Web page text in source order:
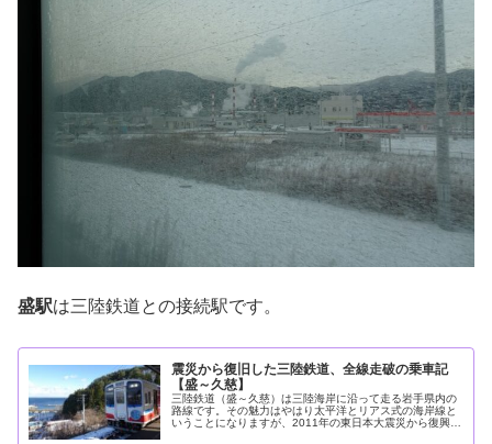
盛駅は三陸鉄道との接続駅です。
震災から復旧した三陸鉄道、全線走破の乗車記
【盛～久慈】
三陸鉄道（盛～久慈）は三陸海岸に沿って走る岩手県内の
路線です。その魅力はやはり太平洋とリアス式の海岸線と
いうことになりますが、2011年の東日本大震災から復興を